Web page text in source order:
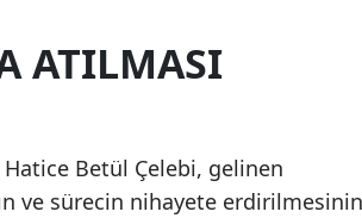
ATILMASI
Hatice Betül Çelebi, gelinen
ve sürecin nihayete erdirilmesinin